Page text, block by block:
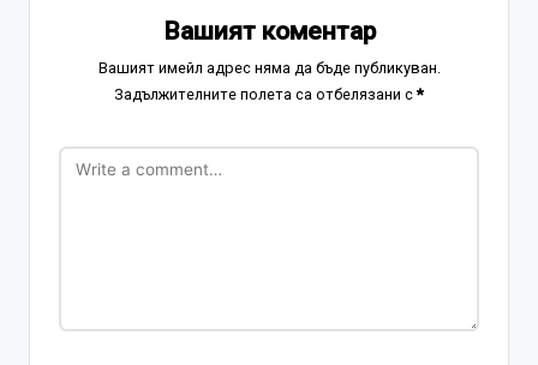
Вашият коментар
Вашият имейл адрес няма да бъде публикуван.
Задължителните полета са отбелязани с*